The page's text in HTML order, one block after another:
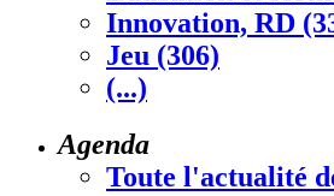
Innovation, RD
Jeu (306)
(...)
Agenda
Toute l'actualité